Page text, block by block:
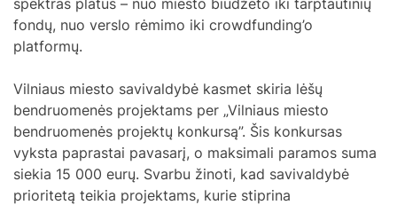
fondų, nuo verslo rėmimo iki crowdfunding’o
platformų.
Vilniaus miesto savivaldybė kasmet skiria lėšų
bendruomenės projektams per „Vilniaus miesto
bendruomenės projektų konkursą”. Šis konkursas
vyksta paprastai pavasarį, o maksimali paramos suma
siekia 15 000 eurų. Svarbu žinoti, kad savivaldybė
prioritetą teikia projektams, kurie stiprina